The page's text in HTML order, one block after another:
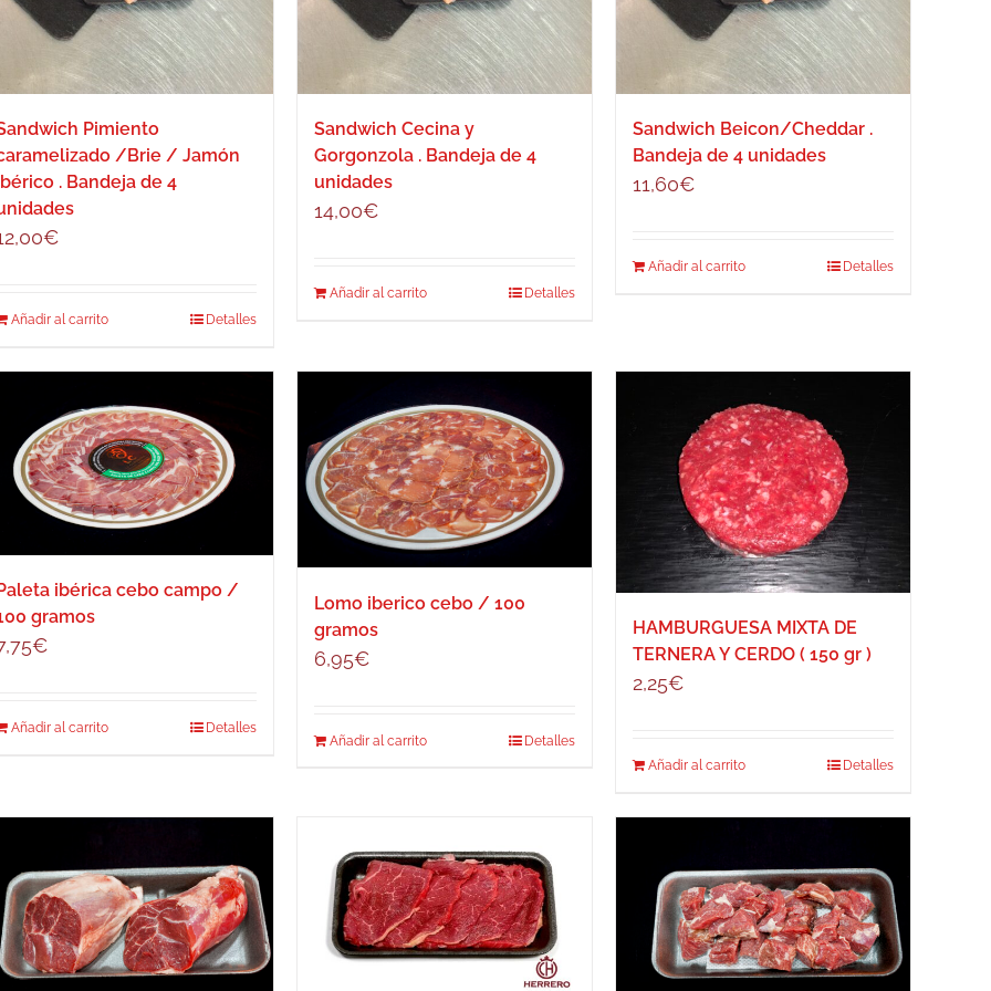
de
producto
Pimiento
/Brie / Jamón
Ibérico . Bandeja de 4
€
Añadir al carrito Detalles
Sandwich Cecina y
Gorgonzola . Bandeja de 4
unidades
14,00€
Añadir al carrito Detalles
Sandwich Beicon/Cheddar .
Bandeja de 4 unidades
11,60€
Añadir al carrito Detalles
ibérica cebo campo /
gramos
€
Añadir al carrito Detalles
Lomo iberico cebo / 100
gramos
6,95€
Añadir al carrito Detalles
HAMBURGUESA MIXTA DE
TERNERA Y CERDO ( 150 gr )
2,25€
Añadir al carrito Detalles